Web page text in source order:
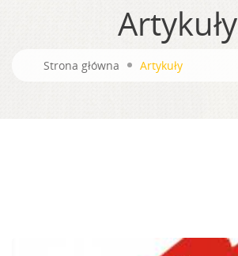
Artykuły
Strona główna Artykuły